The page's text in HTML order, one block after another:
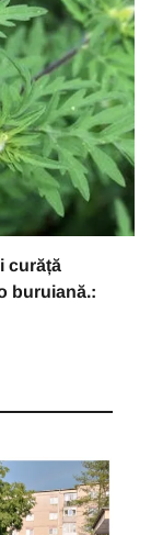
curăță
buruiană.: